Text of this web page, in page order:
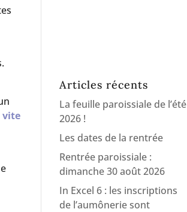
vite
Articles récents
La feuille paroissiale de l’été
2026 !
Les dates de la rentrée
Rentrée paroissiale :
dimanche 30 août 2026
In Excel 6 : les inscriptions
de l’aumônerie sont